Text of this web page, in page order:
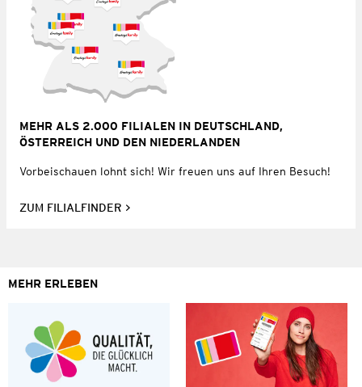
MEHR ALS 2.000 FILIALEN IN DEUTSCHLAND,
ÖSTERREICH UND DEN NIEDERLANDEN
Vorbeischauen lohnt sich! Wir freuen uns auf Ihren Besuch!
ZUM FILIALFINDER
MEHR ERLEBEN